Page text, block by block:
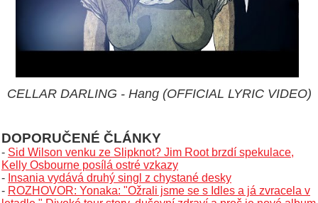
CELLAR DARLING - Hang (OFFICIAL LYRIC VIDEO)
DOPORUČENÉ ČLÁNKY
- Sid Wilson venku ze Slipknot? Jim Root brzdí spekulace,
Kelly Osbourne posílá ostré vzkazy
- Insania vydává druhý singl z chystané desky
- ROZHOVOR: Yonaka: "Ožrali jsme se s Idles a já zvracela v